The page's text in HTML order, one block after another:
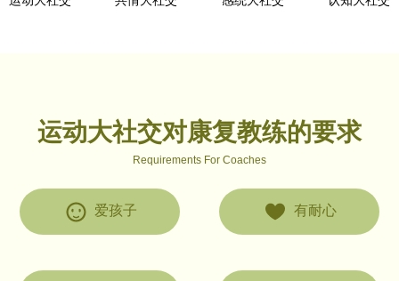
运动大社交对康复教练的要求
Requirements For Coaches
爱孩子 有耐心